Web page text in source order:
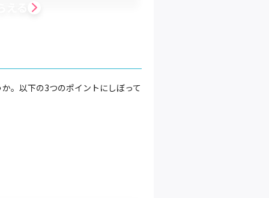
。以下の3つのポイントにしぼって